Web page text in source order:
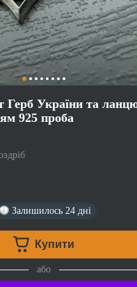
Герб України та
925 проба
Залишилось 24 дні
Купити
або